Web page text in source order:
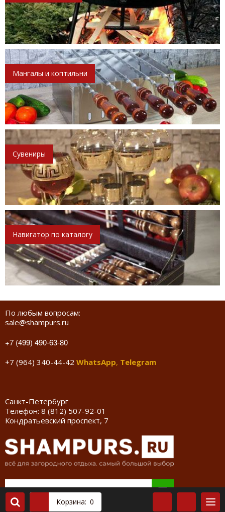
Мангалы и коптильни
Сувениры
Навигатор по каталогу
По любым вопросам:
sale@shampurs.ru
+7 (499) 490-63-80
+7 (964) 340-44-42 WhatsApp, Telegram
Санкт-Петербург
Телефон: 8 (812) 507-92-01
Кондратьевский проспект, 7
Корзина: 0